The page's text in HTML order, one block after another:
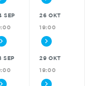
SEP
SEP
26 OKT
19:00
29 OKT
19:00